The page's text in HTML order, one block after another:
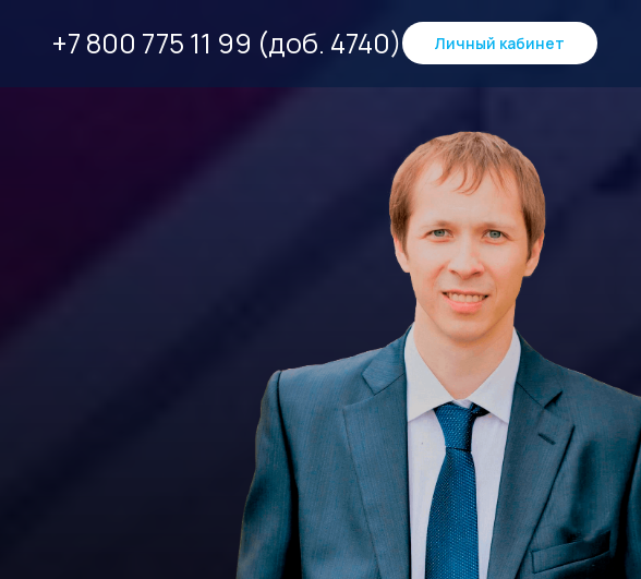
+7 800 775 11 99 (доб. 4740) Личный кабинет